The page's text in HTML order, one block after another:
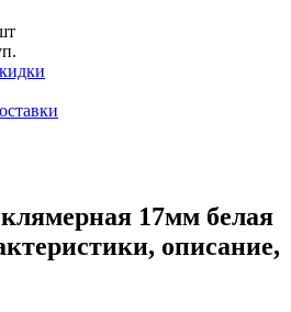
17мм белая
описание,